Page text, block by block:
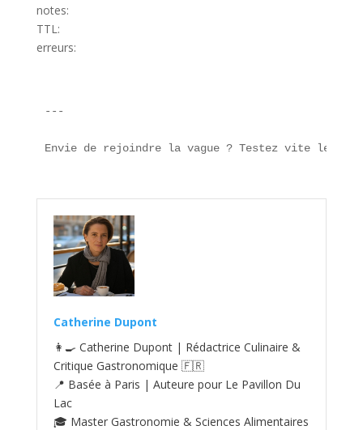
notes:
TTL:
erreurs:
---
Envie de rejoindre la vague ? Testez vite le
Catherine Dupont
👩‍🍳 Catherine Dupont | Rédactrice Culinaire &
Critique Gastronomique 🇫🇷
📍 Basée à Paris | Auteure pour Le Pavillon Du
Lac
🎓 Master Gastronomie & Sciences Alimentaires